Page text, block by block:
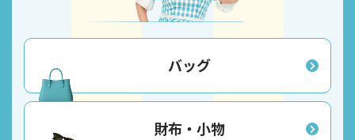
バッグ
財布・小物